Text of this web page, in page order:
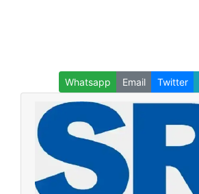
Whatsapp Email Twitter